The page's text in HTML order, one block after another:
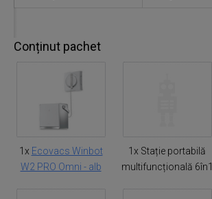
Conținut pachet
1x Ecovacs Winbot
W2 PRO Omni - alb
1x Stație portabilă
multifuncțională 6în1